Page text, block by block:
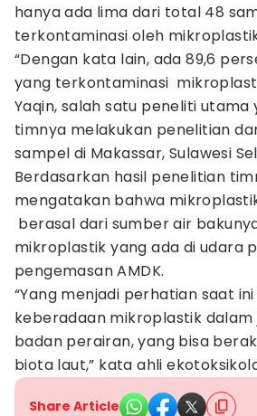
hanya ada lima dari total 48
terkontaminasi oleh
“Dengan kata lain, ada 89,6
yang terkontaminasi
Yaqin, salah satu peneliti
timnya melakukan penelitian
sampel di Makassar, Sulawesi
Berdasarkan hasil penelitian
mengatakan bahwa
berasal dari sumber air
mikroplastik yang ada di udara
pengemasan AMDK.
“Yang menjadi perhatian saat
keberadaan mikroplastik dalam
badan perairan, yang bisa
biota laut,” kata ahli
Share Article